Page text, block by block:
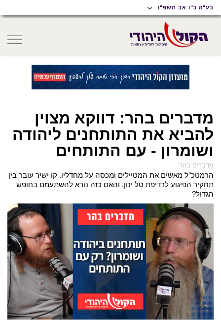
תפריט
נגישות
תפריט
ראשי
תוכן
ראשי
בע"ה כ"ו אב תשפ"ו
מדברים בהר: דווקא מצוין
להביא את התותחנים ליהודה
ושומרון - עם התותחים
מדברים בהר
הרמטכ"ל מאשים את המטיילים ומכסה על מחדליו. קו ישיר עובר בין
תחקיר הפיגוע לרדיפת טל ינון, והאם כזה נורא להשתעמם בחופש
הגדול?